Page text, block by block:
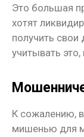
Это большая
хотят
получить
учитывать
К сожалению,
мишенью для